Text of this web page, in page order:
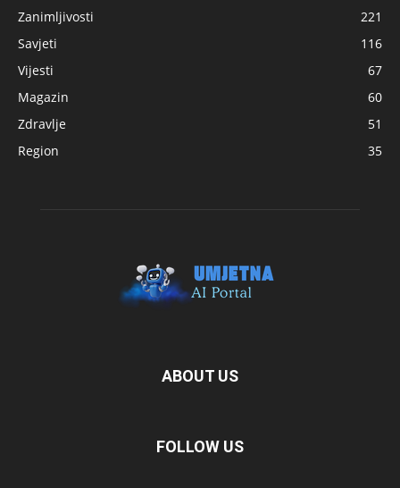
Zanimljivosti
221
Savjeti
116
Vijesti
67
Magazin
60
Zdravlje
51
Region
35
ABOUT US
FOLLOW US